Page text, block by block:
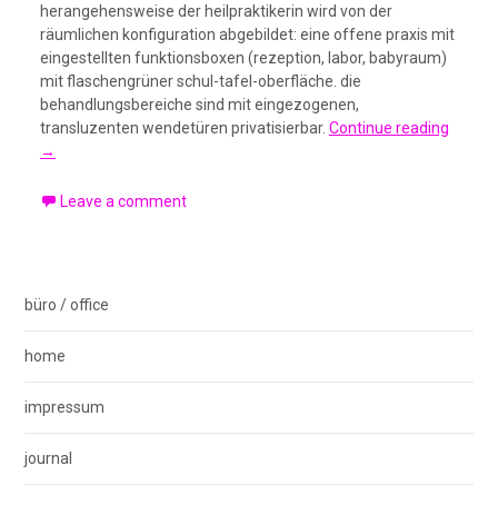
herangehensweise der heilpraktikerin wird von der
räumlichen konfiguration abgebildet: eine offene praxis mit
eingestellten funktionsboxen (rezeption, labor, babyraum)
mit flaschengrüner schul-tafel-oberfläche. die
behandlungsbereiche sind mit eingezogenen,
transluzenten wendetüren privatisierbar. Continue reading
→
Leave a comment
büro / office
home
impressum
journal